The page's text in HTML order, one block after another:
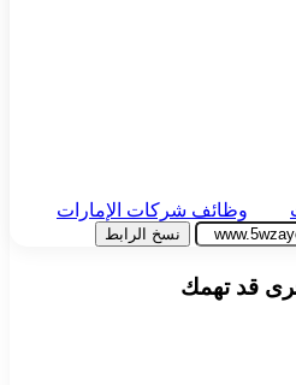
وظائف شركات الإمارات
نسخ الرابط
قد تهمك